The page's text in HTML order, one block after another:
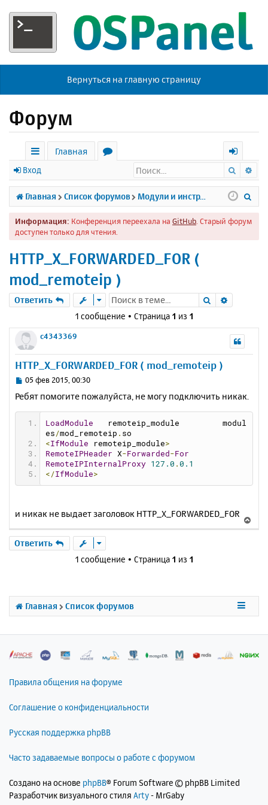
Вернуться на главную страницу
Форум
с
ы
л
к
Главная
р
у
м
х
о
д
Вход Поиск
Главная Список форумов Модули и инструменты
Информация: Конференция переехала на GitHub . Старый форум
доступен только для чтения.
HTTP_X_FORWARDED_FOR (
mod_remoteip )
Ответить Поиск
1 сообщение • Страница 1 из 1
c4343369
HTTP_X_FORWARDED_FOR ( mod_remoteip )
С
о
б
щ
05 фев 2015, 00:30
Ребят помогите пожалуйста, не могу подключить никак.
LoadModule
   remoteip_module         modul
es /mod_remoteip . so
<IfModule remoteip_module>
RemoteIPHeader X-Forwarded -For
RemoteIPInternalProxy 127.0 . 0.1
</IfModule>
и никак не выдает заголовок HTTP_X_FORWARDED_FOR
е
с
н
ч
Ответить
1 сообщение • Страница 1 из 1
Главная Список форумов
Правила общения на форуме
Соглашение о конфиденциальности
Русская поддержка phpBB
Часто задаваемые вопросы о работе с форумом
Создано на основе phpBB® Forum Software © phpBB Limited
Разработчик визуального стиля Arty- MrGaby